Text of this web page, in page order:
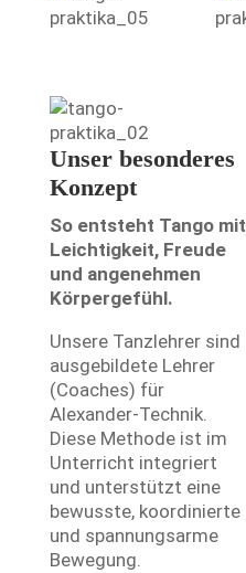
Unser besonderes
Konzept
So entsteht Tango mit
Leichtigkeit, Freude
und angenehmen
Körpergefühl.
Unsere Tanzlehrer sind
ausgebildete Lehrer
(Coaches) für
Alexander-Technik.
Diese Methode ist im
Unterricht integriert
und unterstützt eine
bewusste, koordinierte
und spannungsarme
Bewegung.